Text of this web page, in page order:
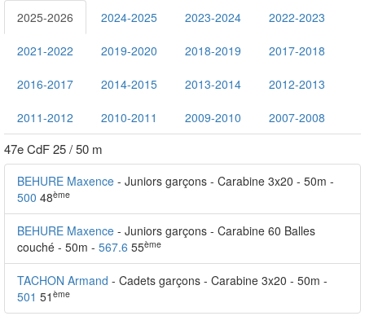
2025-2026 2024-2025 2023-2024 2022-2023
2021-2022 2019-2020 2018-2019 2017-2018
2016-2017 2014-2015 2013-2014 2012-2013
2011-2012 2010-2011 2009-2010 2007-2008
47e CdF 25 / 50 m
BEHURE Maxence - Juniors garçons - Carabine 3x20 - 50m -
500 48ème
BEHURE Maxence - Juniors garçons - Carabine 60 Balles
couché - 50m - 567.6 55ème
TACHON Armand - Cadets garçons - Carabine 3x20 - 50m -
501 51 ème